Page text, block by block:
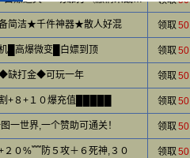
简洁★千件神器★散人好混 领取 50
█高爆微变█白嫖到顶 领取 50
缺打金◆可玩一年 领取 50
+８+１０爆充值█████ 领取 50
一世界,一个赞助可通关！ 领取 50
０%﹌防５攻＋６死神,３０ 领取 50